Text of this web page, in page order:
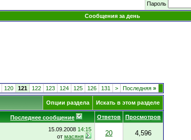
Пароль
Сообщения за день
120 121 122 123 124 125 126 131 > Последняя »
Опции раздела Искать в этом разделе
Последнее сообщение Ответов Просмотров
15.09.2008 14:15
от масяня 20 4,596